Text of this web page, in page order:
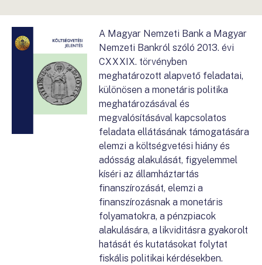
A Magyar Nemzeti Bank a Magyar
Nemzeti Bankról szóló 2013. évi
CXXXIX. törvényben
meghatározott alapvető feladatai,
különösen a monetáris politika
meghatározásával és
megvalósításával kapcsolatos
feladata ellátásának támogatására
elemzi a költségvetési hiány és
adósság alakulását, figyelemmel
kíséri az államháztartás
finanszírozását, elemzi a
finanszírozásnak a monetáris
folyamatokra, a pénzpiacok
alakulására, a likviditásra gyakorolt
hatását és kutatásokat folytat
fiskális politikai kérdésekben.